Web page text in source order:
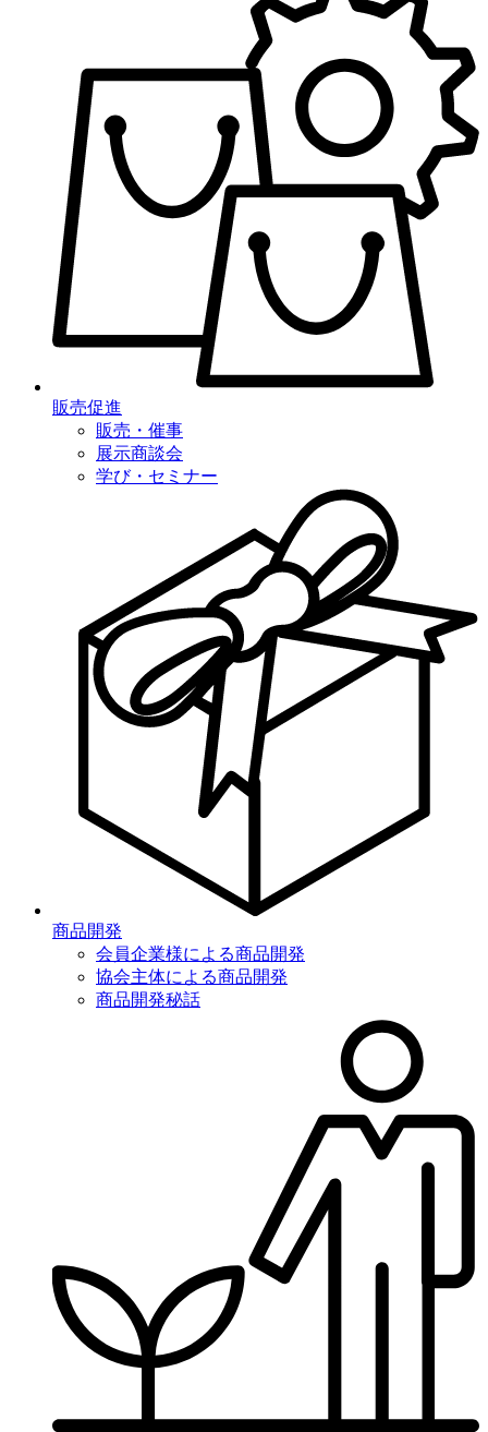
販売促進
販売・催事
展示商談会
学び・セミナー
商品開発
会員企業様による商品開発
協会主体による商品開発
商品開発秘話